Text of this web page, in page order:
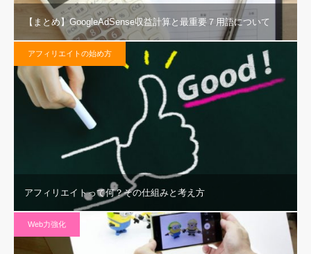
【まとめ】GoogleAdSense収益計算と最重要７用語について
アフィリエイトの始め方
アフィリエイトって何？その仕組みと考え方
Web力強化